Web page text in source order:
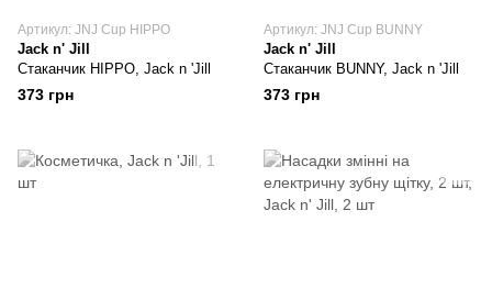
Артикул: JNJ Cup HIPPO
Jack n' Jill
Стаканчик HIPPO, Jack n 'Jill
373 грн
Артикул: JNJ Cup BUNNY
Jack n' Jill
Стаканчик BUNNY, Jack n 'Jill
373 грн